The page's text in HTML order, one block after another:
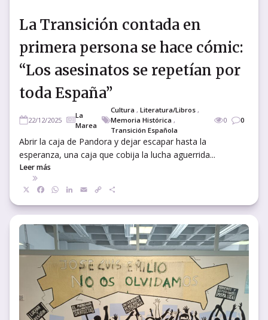
La Transición contada en
primera persona se hace cómic:
“Los asesinatos se repetían por
toda España”
22/12/2025
La
Marea
Cultura , Literatura/Libros ,
Memoria Histórica ,
Transición Española
0 0
Abrir la caja de Pandora y dejar escapar hasta la
esperanza, una caja que cobija la lucha aguerrida...
Leer más
Facebook
WhatsApp
LinkedIn
EmailCopy